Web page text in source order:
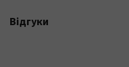
Відгуки